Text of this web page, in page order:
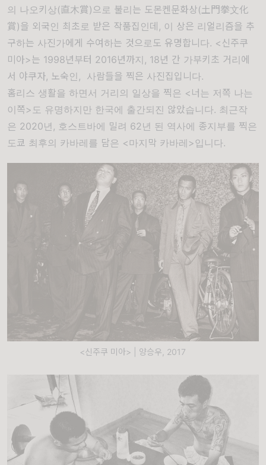
의 나오키상(直木賞)으로 불리는 도몬켄문화상(土門拳文化
賞)을 외국인 최초로 받은 작품집인데, 이 상은 리얼리즘을 추
구하는 사진가에게 수여하는 것으로도 유명합니다. <신주쿠
미아>는 1998년부터 2016년까지, 18년 간 가부키초 거리에
서 야쿠자, 노숙인, 사람들을 찍은 사진집입니다.
홈리스 생활을 하면서 거리의 일상을 찍은 <너는 저쪽 나는
이쪽>도 유명하지만 한국에 출간되진 않았습니다. 최근작
은 2020년, 호스트바에 밀려 62년 된 역사에 종지부를 찍은
도쿄 최후의 카바레를 담은 <마지막 카바레>입니다.
<신주쿠 미아> | 양승우, 2017